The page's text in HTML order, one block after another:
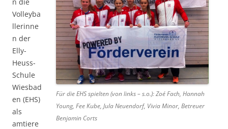
Für die EHS spielten (von links – s.o.): Zoé Fach, Hannah
Young, Fee Kube, Jula Neuendorf, Vivia Minor, Betreuer
Benjamin Corts
Volleyba
llerinne
n der
Elly-
Heuss-
Schule
Wiesbad
en (EHS)
als
amtiere